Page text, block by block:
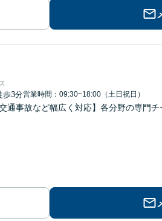
歩3分営業時間：09:30~18:00（土日祝日）
通事故など幅広く対応】各分野の専門